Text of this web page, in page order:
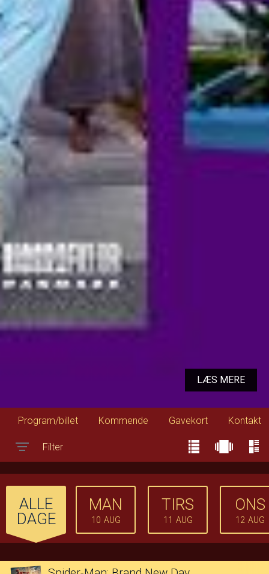
LÆS MERE
Program/billet Kommende Gavekort Kontakt
Filter
ALLE
DAGE
MAN
10 AUG
TIRS
11 AUG
ONS
12 AUG